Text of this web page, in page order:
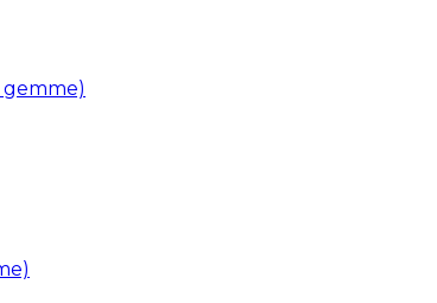
gemme)